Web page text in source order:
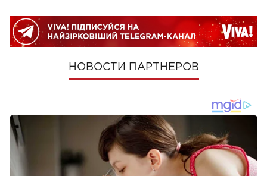
НОВОСТИ ПАРТНЕРОВ